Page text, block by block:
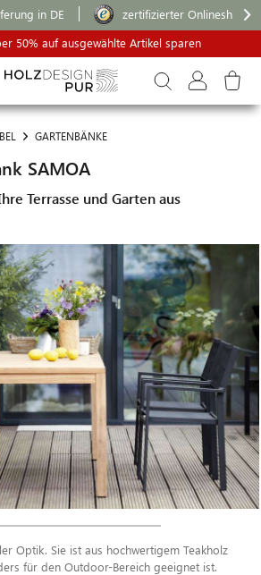
in DE
zertifizierter Onlineshop
50% auf ausgewählte Artikel sparen
GARTENBÄNKE
SAMOA
Terrasse und Garten aus
Optik. Sie ist aus hochwertigem Teakholz
für den Outdoor-Bereich geeignet ist.